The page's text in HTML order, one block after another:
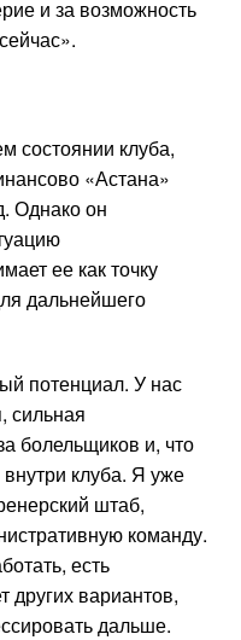
и за возможность
состоянии клуба,
«Астана»
Однако он
ее как точку
дальнейшего
потенциал. У нас
сильная
болельщиков и, что
клуба. Я уже
штаб,
команду.
есть
других вариантов,
дальше.